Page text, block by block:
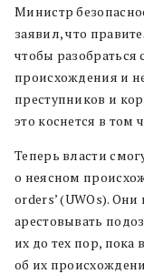
Министр
заявил, что
чтобы разобраться
происхождения и
преступников и
это коснется в том
Теперь власти
о неясном
orders’ (UWOs).
арестовывать
их до тех пор, пока
об их